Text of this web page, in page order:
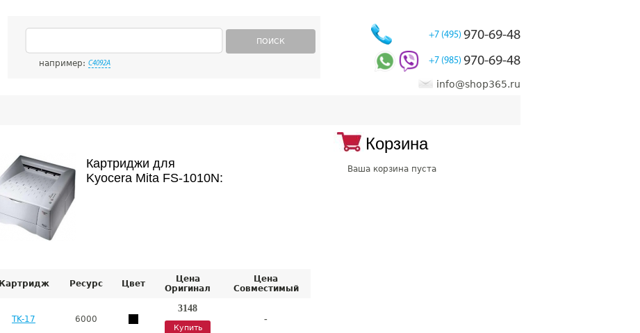
ПОИСК
например: C4092A
+7 (495) 970-69-48
+7 (985) 970-69-48
info@shop365.ru
Картриджи для
Kyocera Mita FS-1010N:
Картридж Ресурс Цвет
Цена
Оригинал
Цена
Совместимый
TK-17 6000
3148
Купить
-
Корзина
Ваша корзина пуста